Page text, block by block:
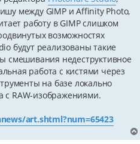
между GIMP и Affinity Photo,
работу в GIMP слишком
возможностях
будут реализованы такие
смешивания недеструктивное
работа с кистями через
на базе локально
с RAW-изображениями.
art.shtml?num=65423